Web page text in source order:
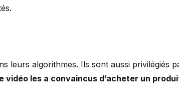
leurs algorithmes. Ils sont aussi privilégiés
vidéo les a convaincus d’acheter un